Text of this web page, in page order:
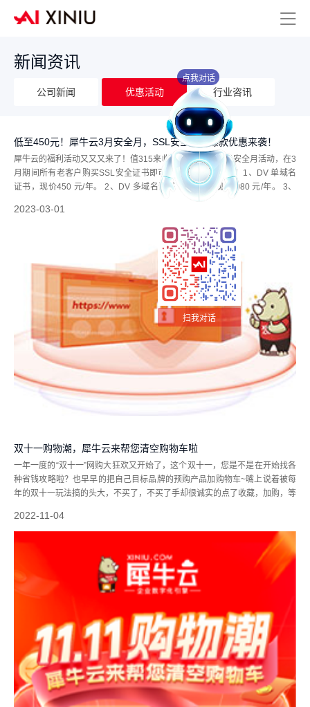
新闻资讯
公司新闻 优惠活动 行业咨讯
低至450元！犀牛云3月安全月，SSL安全证书爆款优惠来袭！
犀牛云的福利活动又又又来了！值315来临，推出犀牛云3月安全月活动，在3
月期间所有老客户购买SSL安全证书即可享受超级优惠政策！1、DV 单域名
证书，现价450 元/年。 2、DV 多域名证书（3个），现价 980 元/年。 3、
DV 通配符域名（不限个数），现价1980 元/年。超优惠价！各位客户不...
2023-03-01
双十一购物潮，犀牛云来帮您清空购物车啦
一年一度的“双十一”网购大狂欢又开始了，这个双十一，您是不是在开始找各
种省钱攻略啦？也早早的把自己目标品牌的预购产品加购物车~嘴上说着被每
年的双十一玩法搞的头大，不买了，不买了手却很诚实的点了收藏，加购，等
一波福利~非常简单...
2022-11-04
点我对话
扫我对话